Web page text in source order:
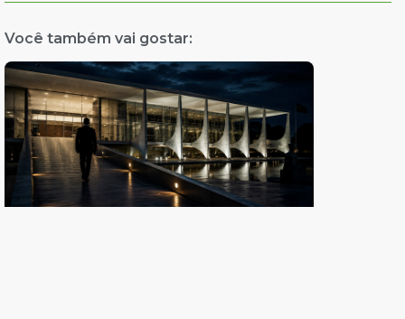
Você também vai gostar: